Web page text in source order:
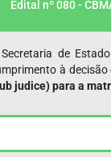
de
à
judice) para a
Edital nº 080 -